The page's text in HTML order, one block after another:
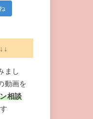
まし
動画を
相談